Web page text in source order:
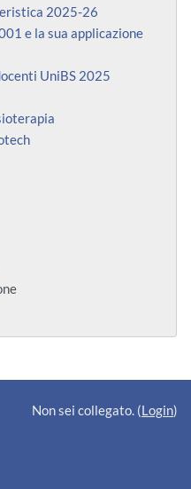
2025-26
e la sua applicazione
UniBS 2025
Non sei collegato. (Login)